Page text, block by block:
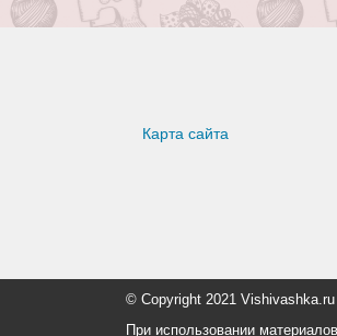
Карта сайта
© Copyright 2021
При использовании